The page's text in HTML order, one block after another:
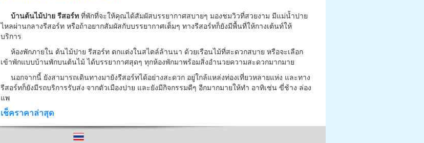
บ้านต้นไม้ปาย รีสอร์ท ที่พักที่จะให้คุณได้สัมผัสบรรยากาศสบายๆ มองชมวิวที่สวยงาม มีแม่น้ำปาย
ไหลผ่านกลางรีสอร์ท หรือถ้าอยากสัมผัสกับบรรยากาศเต็มๆ ทางรีสอร์ทก็ยังมีพื้นที่ให้กางเต้นท์ให้
บริการ
ห้องพักภายใน ต้นไม้ปาย รีสอร์ท ตกแต่งในสไตล์ล้านนา ด้วยเรือนไม้ที่สะดวกสบาย หรือจะเลือก
เข้าพักแบบบ้านพักบนต้นไม้ ได้บรรยากาศสุดๆ ทุกห้องพักมาพร้อมสิ่งอำนวยความสะดวกมากมาย
นอกจากนี้ ยังสามารถเดินทางมายังรีสอร์ทได้อย่างสะดวก อยู่ใกล้แหล่งท่องเที่ยวหลายแห่ง และทาง
รีสอร์ทก็ยังมีรถบริการรับส่ง จากตัวเมืองปาย และยังมีกิจกรรมดีๆ อีกมากมายให้ทำ อาทิเช่น ขี่ช้าง ล่อง
แพ
เช็คราคาล่าสุด